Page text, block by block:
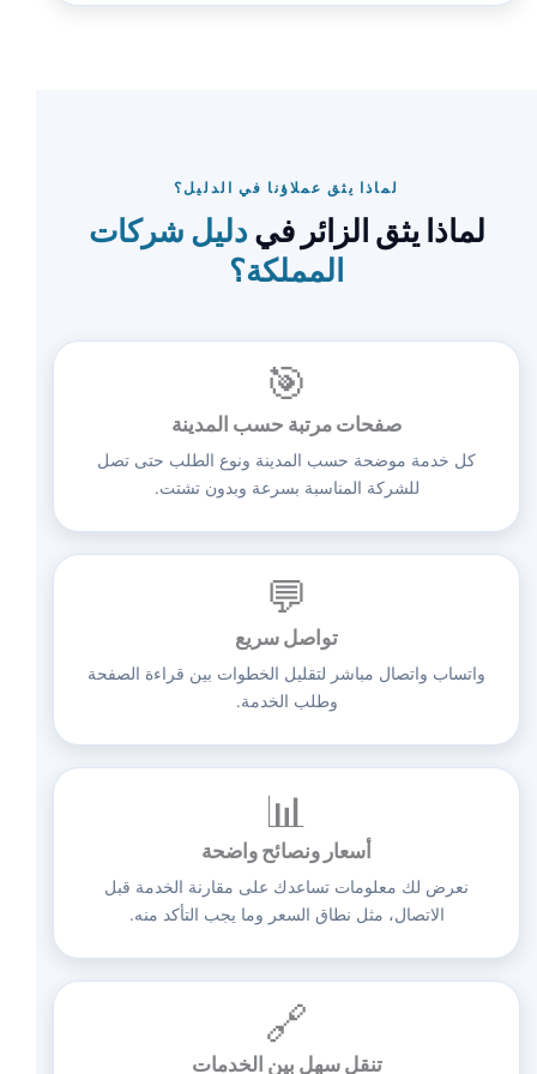
لماذا يثق عملاؤنا في الدليل؟
لماذا يثق الزائر فيدليل شركات
المملكة؟
🎯
صفحات مرتبة حسب المدينة
كل خدمة موضحة حسب المدينة ونوع الطلب حتى تصل
للشركة المناسبة بسرعة وبدون تشتت.
💬
تواصل سريع
واتساب واتصال مباشر لتقليل الخطوات بين قراءة الصفحة
وطلب الخدمة.
📊
أسعار ونصائح واضحة
نعرض لك معلومات تساعدك على مقارنة الخدمة قبل
الاتصال، مثل نطاق السعر وما يجب التأكد منه.
🔗
تنقل سهل بين الخدمات